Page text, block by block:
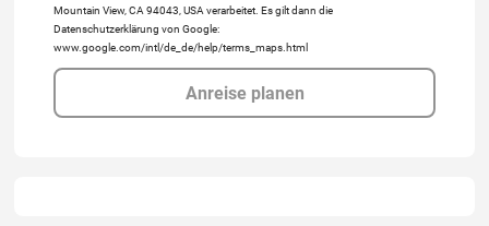
Mountain View, CA 94043, USA verarbeitet. Es gilt dann die
Datenschutzerklärung von Google:
www.google.com/intl/de_de/help/terms_maps.html
Anreise planen